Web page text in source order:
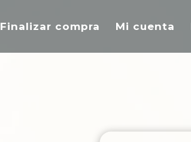
Finalizar compra Mi cuenta